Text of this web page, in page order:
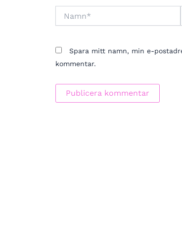
Spara mitt namn, min e-
kommentar.